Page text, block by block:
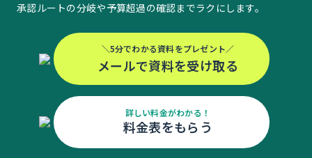
承認ルートの分岐や予算超過の確認までラクにします。
＼5分でわかる資料をプレゼント／
メールで資料を受け取る
詳しい料金がわかる！
料金表をもらう